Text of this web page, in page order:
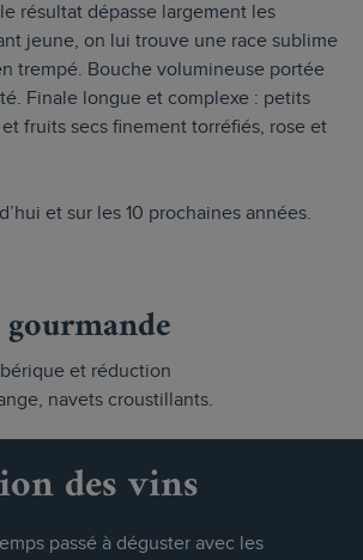
résultat dépasse largement les
jeune, on lui trouve une race sublime
trempé. Bouche volumineuse portée
Finale longue et complexe : petits
fruits secs finement torréfiés, rose et
et sur les 10 prochaines années.
et réduction
navets croustillants.
des vins
passé à déguster avec les